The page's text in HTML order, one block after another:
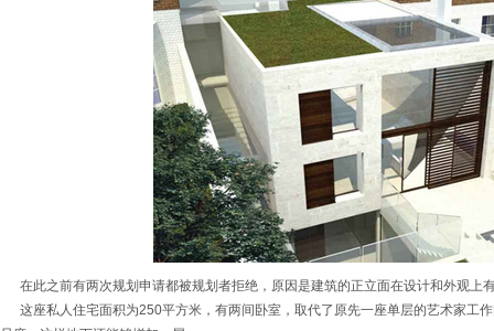
在此之前有两次规划申请都被规划者拒绝，原因是建筑的正立面在设计和外观上
这座私人住宅面积为250平方米，有两间卧室，取代了原先一座单层的艺术家工